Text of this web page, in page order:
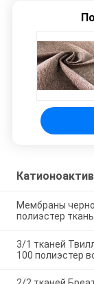
Мембраны
полиэстер
3/1 тканей
100 полиэстер